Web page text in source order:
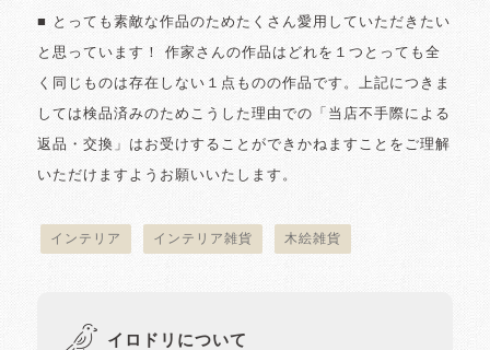
■ とっても素敵な作品のためたくさん愛用していただきたい
と思っています！ 作家さんの作品はどれを１つとっても全
く同じものは存在しない１点ものの作品です。上記につきま
しては検品済みのためこうした理由での「当店不手際による
返品・交換」はお受けすることができかねますことをご理解
いただけますようお願いいたします。
インテリア インテリア雑貨 木絵雑貨
イロドリについて